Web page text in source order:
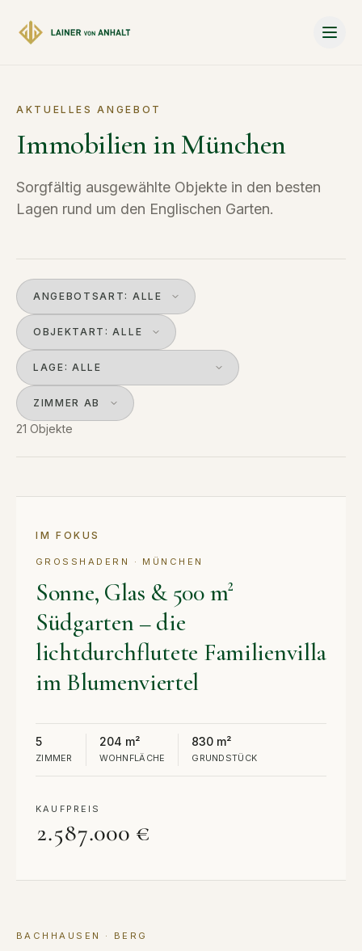
AKTUELLES ANGEBOT
Immobilien in München
Sorgfältig ausgewählte Objekte in den besten
Lagen rund um den Englischen Garten.
21 Objekte
IM FOKUS
GROSSHADERN · MÜNCHEN
Sonne, Glas & 500 m²
Südgarten – die
lichtdurchflutete Familienvilla
im Blumenviertel
5
ZIMMER
204 m²
WOHNFLÄCHE
830 m²
GRUNDSTÜCK
KAUFPREIS
2.587.000 €
KAUF
BACHHAUSEN · BERG